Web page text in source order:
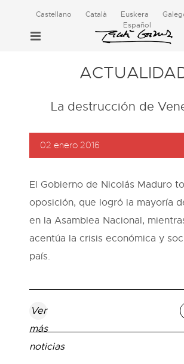
Castellano Català Euskera
Español
La destrucción de
02 enero 2016
El Gobierno de Nicolás Maduro
oposición, que logró la mayoría
en la Asamblea Nacional,
acentúa la crisis económica y
país.
Ver
más
noticias